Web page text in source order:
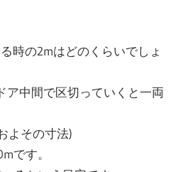
時の2mはどのくらいでしょ
ア中間で区切っていくと一両
よその寸法)
です。